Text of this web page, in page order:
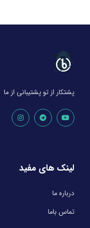
پشتکار از تو پشتیبانی از ما
لینک های مفید
درباره ما
تماس باما